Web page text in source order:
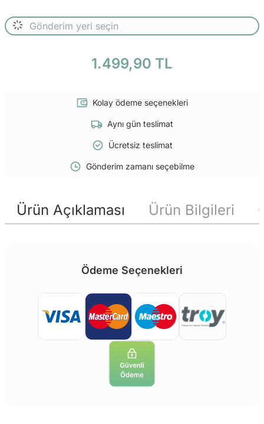
1.499,90 TL
Kolay ödeme seçenekleri
Aynı gün teslimat
Ücretsiz teslimat
Gönderim zamanı seçebilme
Ürün Açıklaması Ürün Bilgileri
Ödeme Seçenekleri